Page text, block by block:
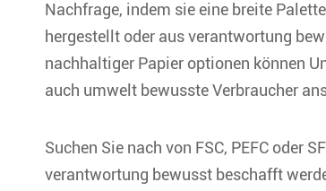
Nachfrage, indem sie eine breite
hergestellt oder aus verantwortung
nachhaltiger Papier optionen können
auch umwelt bewusste Verbraucher
Suchen Sie nach von FSC, PEFC oder
verantwortung bewusst beschafft